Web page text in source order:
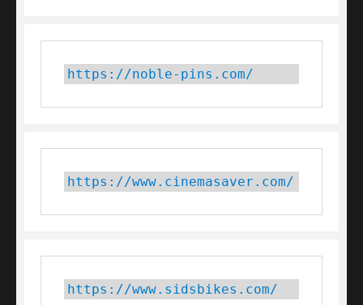
https://noble-pins.com/
https://www.cinemasaver.com/
https://www.sidsbikes.com/